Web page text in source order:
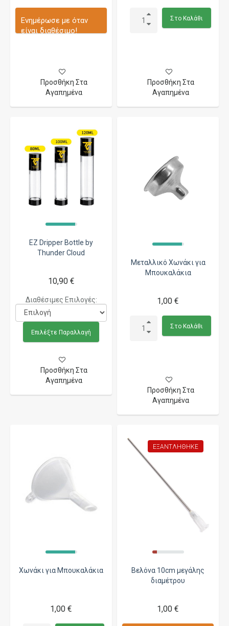
Ενημέρωσε με όταν
είναι διαθέσιμο!
Προσθήκη Στα
Αγαπημένα
Στο Καλάθι
Προσθήκη Στα
Αγαπημένα
EZ Dripper Bottle by
Thunder Cloud
10,90 €
Διαθέσιμες Επιλογές:
Επιλέξτε Παραλλαγή
Προσθήκη Στα
Αγαπημένα
Μεταλλικό Χωνάκι για
Μπουκαλάκια
1,00 €
Στο Καλάθι
Προσθήκη Στα
Αγαπημένα
Χωνάκι για Μπουκαλάκια
1,00 €
ΕΞΑΝΤΛΉΘΗΚΕ
Βελόνα 10cm μεγάλης
διαμέτρου
1,00 €